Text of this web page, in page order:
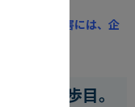
ちな権利侵害には、企
の第一歩目。